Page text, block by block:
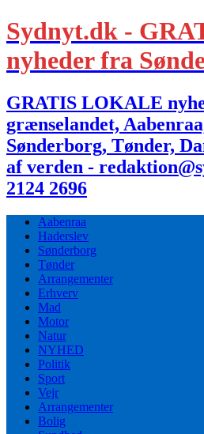
Sydnyt.dk -
nyheder fra
GRATIS LOKALE
grænselandet,
Sønderborg, Tønder,
af verden -
2124 2696
Aabenraa
Haderslev
Sønderborg
Tønder
Arrangementer
Erhverv
Mad
Motor
Natur
NYHED
Politik
Sport
Vejr
Arrangementer
Bolig